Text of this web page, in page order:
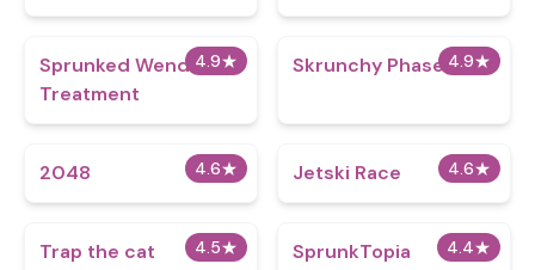
4.9★
Sprunked Wenda
Treatment
4.9★
Skrunchy Phase 3
4.6★
2048 4.6★
Jetski Race
4.5★
Trap the cat 4.4★
SprunkTopia